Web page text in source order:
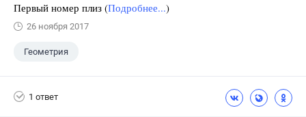
Первый номер плиз (Подробнее...)
26 ноября 2017
Геометрия
1 ответ